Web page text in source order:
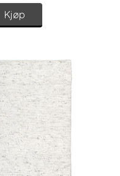
Kjøp